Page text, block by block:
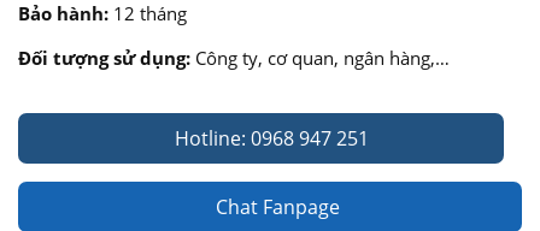
Bảo hành: 12 tháng
Đối tượng sử dụng: Công ty, cơ quan, ngân hàng,…
Hotline: 0968 947 251
Chat Fanpage